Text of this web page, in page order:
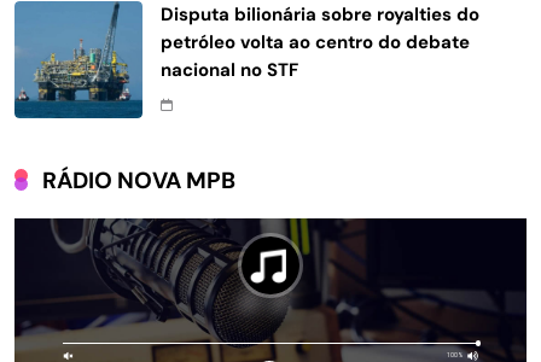
Disputa bilionária sobre royalties do
petróleo volta ao centro do debate
nacional no STF
RÁDIO NOVA MPB